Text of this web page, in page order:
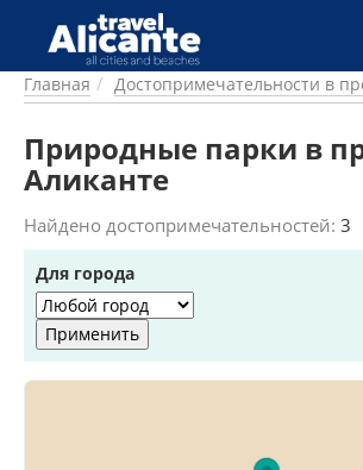
Перейти к основному содержанию
ГОРОДА
ПИТАНИЕ
ПРОЖИВАНИЕ
ПЛЯЖИ
ДОСТОПРИМЕЧАТЕЛЬНОСТИ
КЕМПИНГ
КОМАРКИ (РАЙОНЫ)
РЕЦЕПТЫ
Главная Достопримечательности в
Природные парки в
Аликанте
Найдено достопримечательностей: 3
Для города